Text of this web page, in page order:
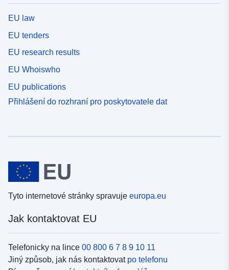
EU law
EU tenders
EU research results
EU Whoiswho
EU publications
Přihlášení do rozhraní pro poskytovatele dat
Tyto internetové stránky spravuje europa.eu
Jak kontaktovat EU
Telefonicky na lince 00 800 6 7 8 9 10 11
Jiný způsob, jak nás kontaktovat po telefonu